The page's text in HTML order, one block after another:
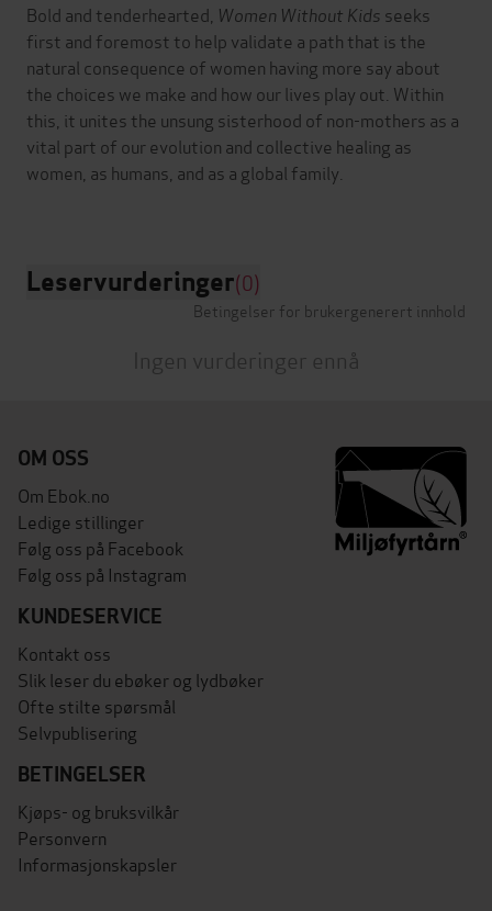
Bold and tenderhearted, Women Without Kids seeks
first and foremost to help validate a path that is the
natural consequence of women having more say about
the choices we make and how our lives play out. Within
this, it unites the unsung sisterhood of non-mothers as a
vital part of our evolution and collective healing as
women, as humans, and as a global family.
Leservurderinger(0)
Betingelser for brukergenerert innhold
Ingen vurderinger ennå
OM OSS
Om Ebok.no
Ledige stillinger
Følg oss på Facebook
Følg oss på Instagram
KUNDESERVICE
Kontakt oss
Slik leser du ebøker og lydbøker
Ofte stilte spørsmål
Selvpublisering
BETINGELSER
Kjøps- og bruksvilkår
Personvern
Informasjonskapsler